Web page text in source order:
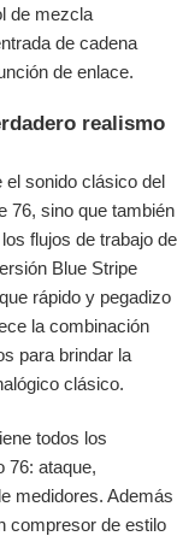
de mezcla
de cadena
de enlace.
realismo
el sonido clásico del
76, sino que también
flujos de trabajo de
Blue Stripe
rápido y pegadizo
la combinación
para brindar la
clásico.
todos los
76: ataque,
medidores. Además
compresor de estilo